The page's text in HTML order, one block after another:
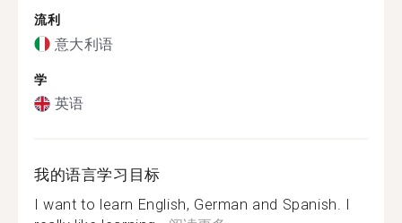
流利
意大利语
学
英语
我的语言学习目标
I want to learn English, German and Spanish. I